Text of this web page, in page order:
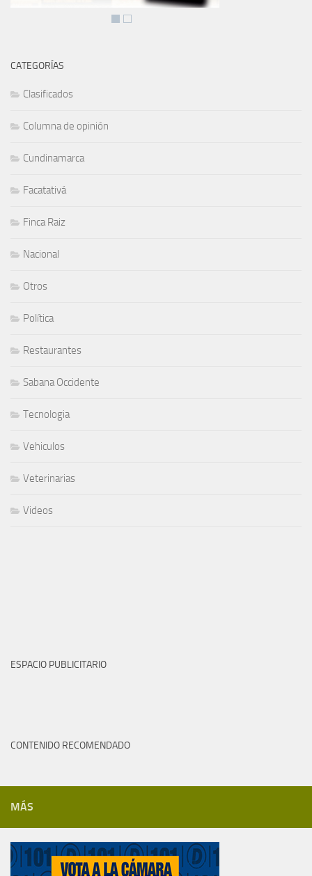
CATEGORÍAS
Clasificados
Columna de opinión
Cundinamarca
Facatativá
Finca Raiz
Nacional
Otros
Política
Restaurantes
Sabana Occidente
Tecnologia
Vehiculos
Veterinarias
Videos
ESPACIO PUBLICITARIO
CONTENIDO RECOMENDADO
MÁS